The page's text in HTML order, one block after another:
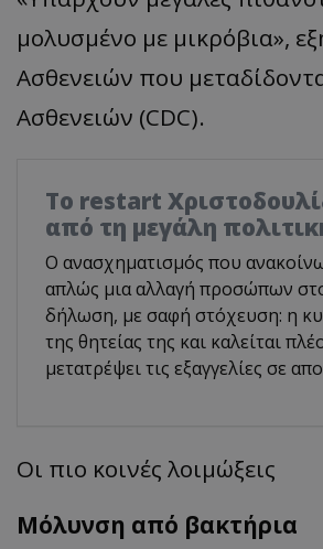
μολυσμένο με μικρόβια»,
Ασθενειών που
Ασθενειών (CDC).
Το restart
από τη μεγάλη
Ο ανασχηματισμός που
απλώς μια αλλαγή προσώπων
δήλωση, με σαφή στόχευση: η
της θητείας της και καλείται
μετατρέψει τις εξαγγελίες σε
Οι πιο κοινές λοιμώξεις
Μόλυνση από βακτήρια